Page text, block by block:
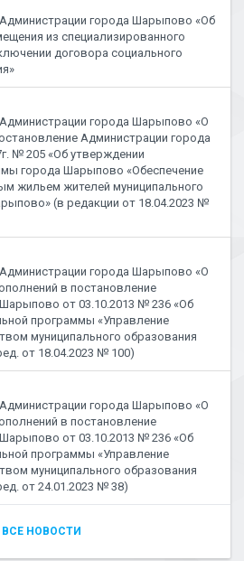
города Шарыпово «Об
из специализированного
договора социального
города Шарыпово «О
Администрации города
№ 205 «Об утверждении
города Шарыпово «Обеспечение
жильем жителей муниципального
(в редакции от 18.04.2023 №
города Шарыпово «О
в постановление
от 03.10.2013 № 236 «Об
программы «Управление
муниципального образования
от 18.04.2023 № 100)
города Шарыпово «О
в постановление
от 03.10.2013 № 236 «Об
программы «Управление
муниципального образования
от 24.01.2023 № 38)
ВСЕ НОВОСТИ